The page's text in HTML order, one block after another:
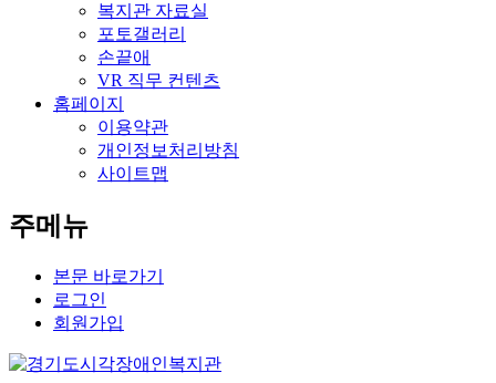
복지관 자료실
포토갤러리
손끝애
VR 직무 컨텐츠
홈페이지
이용약관
개인정보처리방침
사이트맵
주메뉴
본문 바로가기
로그인
회원가입